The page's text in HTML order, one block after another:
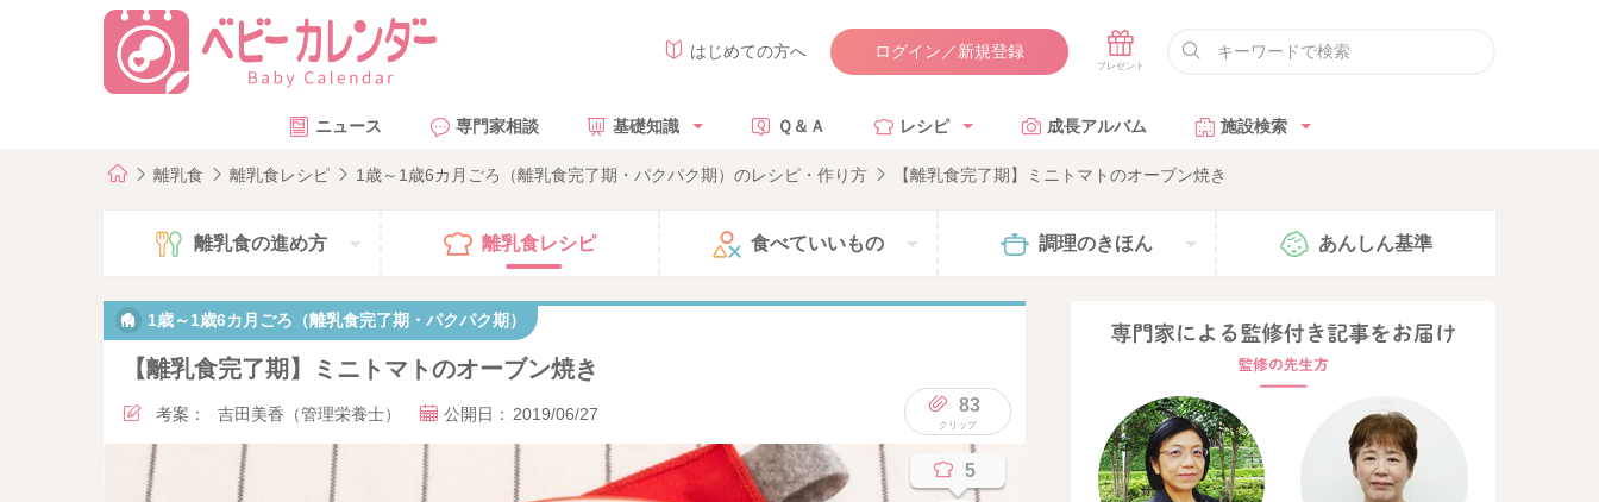
はじめての方へ ログイン／新規登録
ニュース 専門家相談 基礎知識 Ｑ＆Ａ レシピ 成長アルバム 施設検索
離乳食 離乳食レシピ 1歳～1歳6カ月ごろ（離乳食完了期・パクパク期）のレシピ・作り方 【離乳食完了期】ミニトマトのオーブン焼き
離乳食の進め方 離乳食レシピ 食べていいもの 調理のきほん あんしん基準
1歳～1歳6カ月ごろ（離乳食完了期・パクパク期）
【離乳食完了期】ミニトマトのオーブン焼き
考案： 吉田美香（管理栄養士） 公開日： 2019/06/27 83
5